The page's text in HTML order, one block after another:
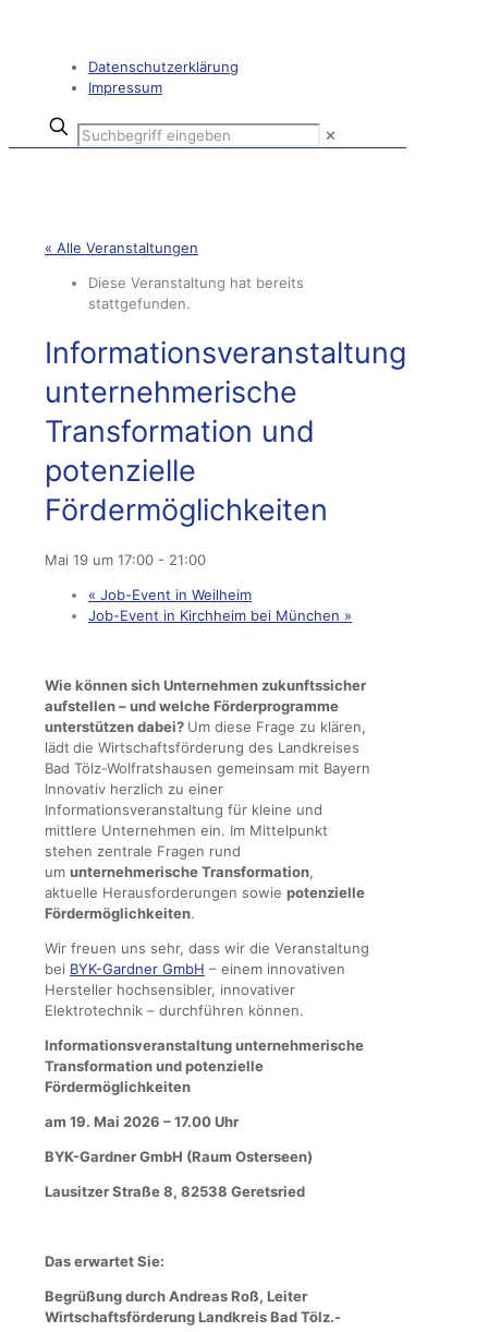
Datenschutzerklärung
Impressum
✕
« Alle Veranstaltungen
Diese Veranstaltung hat bereits
stattgefunden.
Informationsveranstaltung
unternehmerische
Transformation und
potenzielle
Fördermöglichkeiten
Mai 19 um 17:00 - 21:00
« Job-Event in Weilheim
Job-Event in Kirchheim bei München »
Wie können sich Unternehmen zukunftssicher
aufstellen – und welche Förderprogramme
unterstützen dabei? Um diese Frage zu klären,
lädt die Wirtschaftsförderung des Landkreises
Bad Tölz-Wolfratshausen gemeinsam mit Bayern
Innovativ herzlich zu einer
Informationsveranstaltung für kleine und
mittlere Unternehmen ein. Im Mittelpunkt
stehen zentrale Fragen rund
um unternehmerische Transformation,
aktuelle Herausforderungen sowie potenzielle
Fördermöglichkeiten.
Wir freuen uns sehr, dass wir die Veranstaltung
bei BYK-Gardner GmbH – einem innovativen
Hersteller hochsensibler, innovativer
Elektrotechnik – durchführen können.
Informationsveranstaltung unternehmerische
Transformation und potenzielle
Fördermöglichkeiten
am 19. Mai 2026 – 17.00 Uhr
BYK-Gardner GmbH (Raum Osterseen)
Lausitzer Straße 8, 82538 Geretsried
Das erwartet Sie:
Begrüßung durch Andreas Roß, Leiter
Wirtschaftsförderung Landkreis Bad Tölz.-